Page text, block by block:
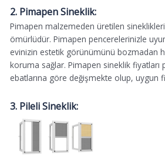
2. Pimapen Sineklik:
Pimapen malzemeden üretilen
ömürlüdür. Pimapen pencerelerinizle
evinizin estetik görünümünü bozmadan
koruma sağlar. Pimapen sineklik fiyatları
ebatlarına göre değişmekte olup, uygun
3. Pileli Sineklik: